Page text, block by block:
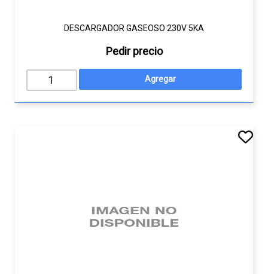
DESCARGADOR GASEOSO 230V 5KA
Pedir precio